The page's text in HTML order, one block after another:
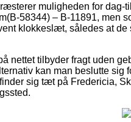
muligheden for
58344) – B-11891, men
klokkeslæt, således at
nettet tilbyder fragt uden
kan man beslutte sig
sig tæt på Fredericia,